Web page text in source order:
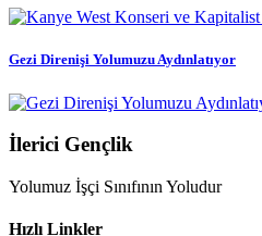
Gezi Direnişi Yolumuzu Aydınlatıyor
İlerici Gençlik
Yolumuz İşçi Sınıfının Yoludur
Hızlı Linkler